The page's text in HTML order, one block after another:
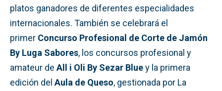
platos ganadores de diferentes especialidades
internacionales. También se celebrará el
primer Concurso Profesional de Corte de Jamón
By Luga Sabores, los concursos profesional y
amateur de All i Oli By Sezar Bluey la primera
edición del Aula de Queso, gestionada por La